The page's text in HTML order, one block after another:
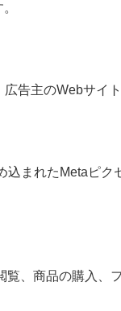
告主のWebサイ
まれたMetaピク
、商品の購入、